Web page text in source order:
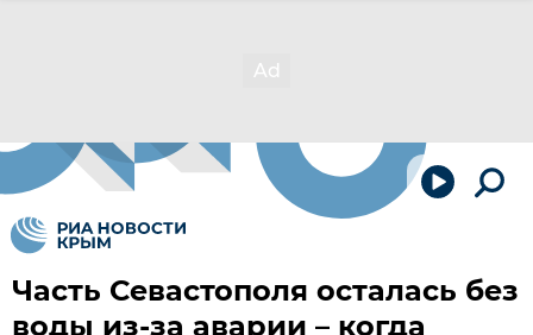
Часть Севастополя осталась без
воды из-за аварии – когда